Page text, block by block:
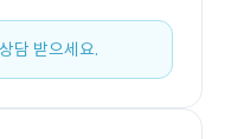
담 받으세요.